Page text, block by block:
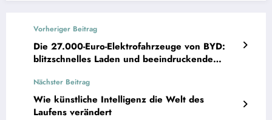
Vorheriger Beitrag
Die 27.000-Euro-Elektrofahrzeuge von BYD:
blitzschnelles Laden und beeindruckende
Nächster Beitrag
Wie künstliche Intelligenz die Welt des
Laufens verändert